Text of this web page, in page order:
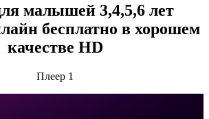
малышей 3,4,5,6 лет
бесплатно в хорошем
качестве HD
Плеер 1